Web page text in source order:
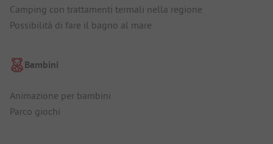
Camping con trattamenti termali nella regione
Possibilità di fare il bagno al mare
Bambini
Animazione per bambini
Parco giochi